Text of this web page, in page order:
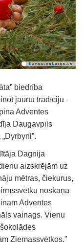
biedrība
jaunu tradīciju -
Adventes
Daugavpils
Dagnija
aizskrējām uz
mētras, čiekurus,
noskaņa
Adventes
vainags. Vienu
Ziemassvētkos,”